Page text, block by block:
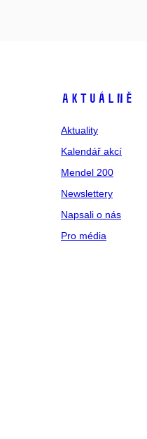
Aktuálně
Aktuality
Kalendář akcí
Mendel 200
Newslettery
Napsali o nás
Pro média